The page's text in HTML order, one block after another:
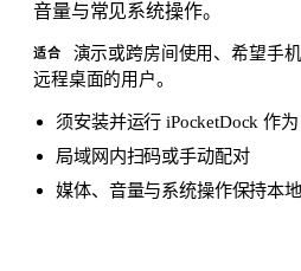
音量与常见系统操作。
适合
演示或跨房间使用、希望手
远程桌面的用户。
须安装并运行 iPocketDock 作
局域网内扫码或手动配对
媒体、音量与系统操作保持本